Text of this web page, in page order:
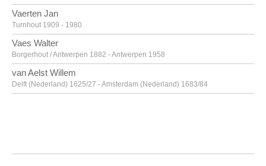
Vaerten Jan
Turnhout 1909 - 1980
Vaes Walter
Borgerhout / Antwerpen 1882 - Antwerpen 1958
van Aelst Willem
Delft (Nederland) 1625/27 - Amsterdam (Nederland) 1683/84